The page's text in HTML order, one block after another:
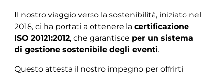
Il nostro viaggio verso la sostenibilità, iniziato nel
2018, ci ha portati a ottenere la certificazione
ISO 20121:2012, che garantisce per un sistema
di gestione sostenibile degli eventi.
Questo attesta il nostro impegno per offrirti